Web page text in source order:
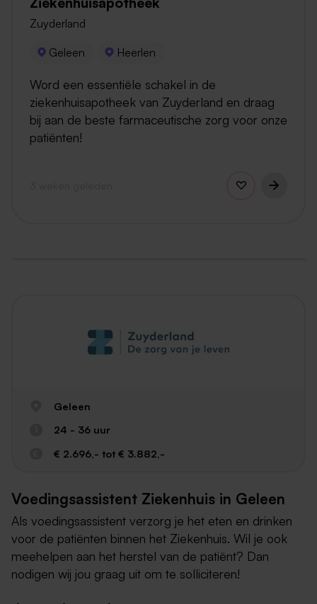
Zuyderland
Geleen Heerlen
Word een essentiële schakel in de
ziekenhuisapotheek van Zuyderland en draag
bij aan de beste farmaceutische zorg voor onze
patiënten!
Geleen
24 - 36 uur
€ 2.696,- tot € 3.882,-
Voedingsassistent Ziekenhuis in Geleen
Als voedingsassistent verzorg je het eten en drinken
voor de patiënten binnen het Ziekenhuis. Wil je ook
meehelpen aan het herstel van de patiënt? Dan
nodigen wij jou graag uit om te solliciteren!